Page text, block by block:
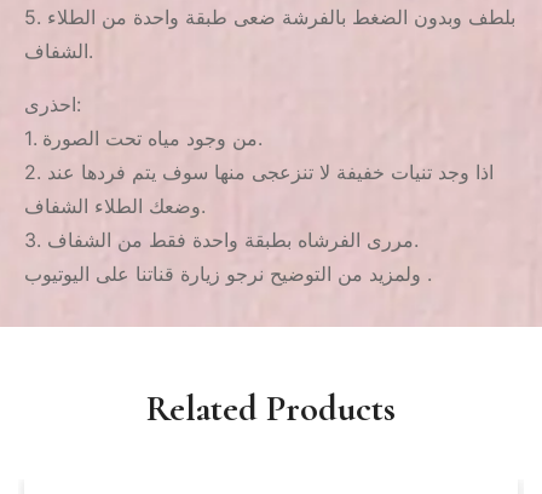
5. بلطف وبدون الضغط بالفرشة ضعى طبقة واحدة من الطلاء
الشفاف.
احذرى:
1. من وجود مياه تحت الصورة.
2. اذا وجد تنيات خفيفة لا تنزعجى منها سوف يتم فردها عند
وضعك الطلاء الشفاف.
3. مررى الفرشاه بطبقة واحدة فقط من الشفاف.
ولمزيد من التوضيح نرجو زيارة قناتنا على اليوتيوب .
Related Products